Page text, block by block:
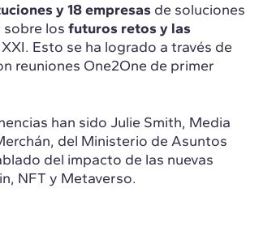
y 18 empresas de soluciones
los futuros retos y las
Esto se ha logrado a través de
reuniones One2One de primer
han sido Julie Smith, Media
del Ministerio de Asuntos
del impacto de las nuevas
NFT y Metaverso.